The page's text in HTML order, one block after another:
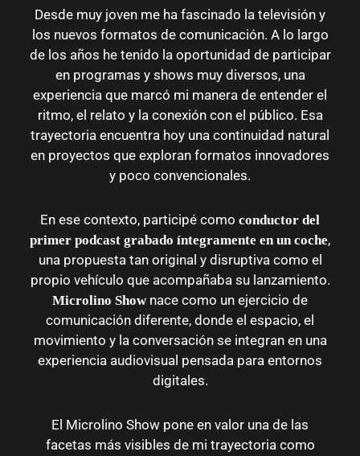
Desde muy joven me ha fascinado la televisión y
los nuevos formatos de comunicación. A lo largo
de los años he tenido la oportunidad de participar
en programas y shows muy diversos, una
experiencia que marcó mi manera de entender el
ritmo, el relato y la conexión con el público. Esa
trayectoria encuentra hoy una continuidad natural
en proyectos que exploran formatos innovadores
y poco convencionales.
En ese contexto, participé como conductor del
primer podcast grabado íntegramente en un coche,
una propuesta tan original y disruptiva como el
propio vehículo que acompañaba su lanzamiento.
Microlino Shownace como un ejercicio de
comunicación diferente, donde el espacio, el
movimiento y la conversación se integran en una
experiencia audiovisual pensada para entornos
digitales.
El Microlino Show pone en valor una de las
facetas más visibles de mi trayectoria como